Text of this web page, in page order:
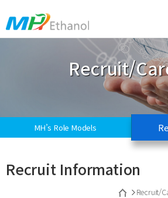
Recruit/
MH’s Role Models
Recruit Information
Recruit/